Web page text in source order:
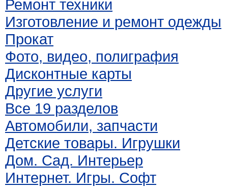
Ремонт техники
Изготовление и ремонт одежды
Прокат
Фото, видео, полиграфия
Дисконтные карты
Другие услуги
Все 19 разделов
Автомобили, запчасти
Детские товары. Игрушки
Дом. Сад. Интерьер
Интернет. Игры. Софт